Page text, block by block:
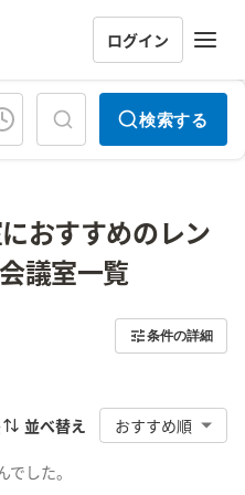
ログイン
検索する
おすすめのレン
議室一覧
条件の詳細
並べ替え おすすめ順
した。